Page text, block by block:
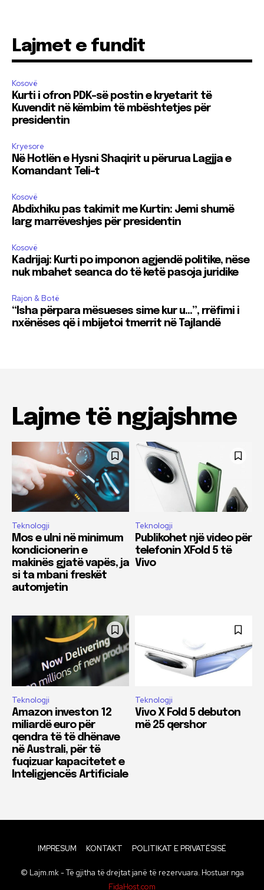
Lajmet e fundit
Kosovë
Kurti i ofron PDK-së postin e kryetarit të
Kuvendit në këmbim të mbështetjes për
presidentin
Kryesore
Në Hotlën e Hysni Shaqirit u përurua Lagjja e
Komandant Teli-t
Kosovë
Abdixhiku pas takimit me Kurtin: Jemi shumë
larg marrëveshjes për presidentin
Kosovë
Kadrijaj: Kurti po imponon agjendë politike, nëse
nuk mbahet seanca do të ketë pasoja juridike
Rajon & Botë
“Isha përpara mësueses sime kur u…”, rrëfimi i
nxënëses që i mbijetoi tmerrit në Tajlandë
Lajme të ngjajshme
Teknologji
Mos e ulni në minimum
kondicionerin e
makinës gjatë vapës, ja
si ta mbani freskët
automjetin
Teknologji
Publikohet një video për
telefonin XFold 5 të
Vivo
Teknologji
Amazon investon 12
miliardë euro për
qendra të të dhënave
në Australi, për të
fuqizuar kapacitetet e
Inteligjencës Artificiale
Teknologji
Vivo X Fold 5 debuton
më 25 qershor
IMPRESUM KONTAKT POLITIKAT E PRIVATËSISË
© Lajm.mk - Të gjitha të drejtat janë të rezervuara. Hostuar nga
FidaHost.com